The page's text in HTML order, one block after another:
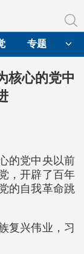
专题
核心的党中
的党中央以前
，开辟了百年
的自我革命跳
复兴伟业，习